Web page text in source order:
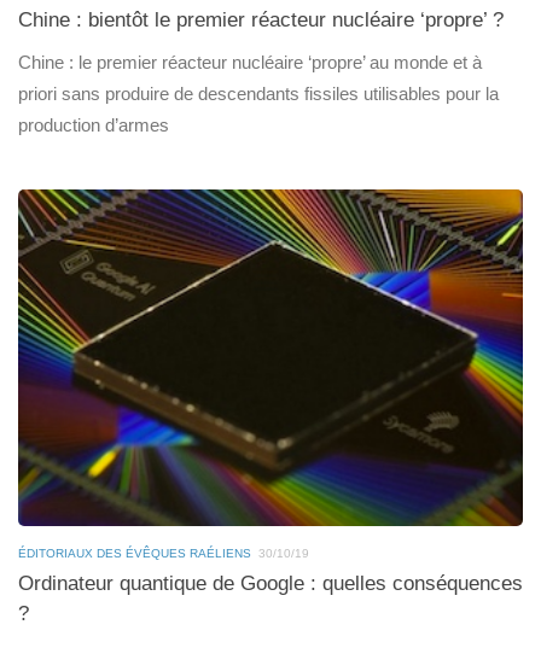
Chine : bientôt le premier réacteur nucléaire ‘propre’ ?
Chine : le premier réacteur nucléaire ‘propre’ au monde et à
priori sans produire de descendants fissiles utilisables pour la
production d’armes
ÉDITORIAUX DES ÉVÊQUES RAÉLIENS 30/10/19
Ordinateur quantique de Google : quelles conséquences
?